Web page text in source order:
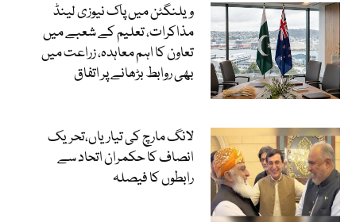
ویلنگٹن میں پاک نیوزی لینڈ
مذاکرات، تعلیم کے شعبے میں
تعاون کا اہم معاہدہ، زراعت میں
بھی روابط بڑھانے پر اتفاق
لانگ مارچ کی تیاریاں،تحریک
انصاف کا حکمران اتحاد سے
رابطوں کا فیصلہ